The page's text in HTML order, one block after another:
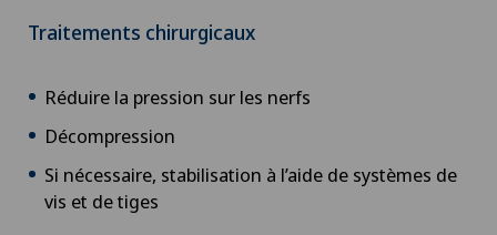
Chirurgie pédiatrique
Chirurgie plastique
Chirurgie thoracique
Traitements chirurgicaux
Réduire la pression sur les nerfs
Décompression
Si nécessaire, stabilisation à l’aide de systèmes de
vis et de tiges